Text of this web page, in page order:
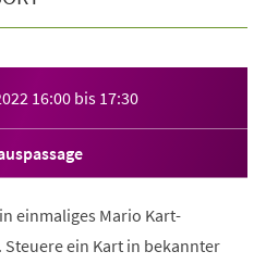
16:00 bis 17:30
einmaliges Mario Kart-
ein Kart in bekannter